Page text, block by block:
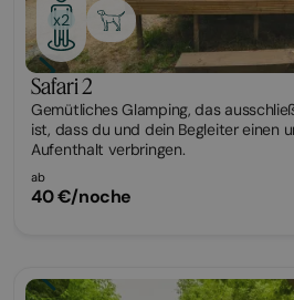
x2
Safari 2
Gemütliches Glamping, das
ist, dass du und dein Begleiter einen
Aufenthalt verbringen.
ab
40 €/noche
Bungalow